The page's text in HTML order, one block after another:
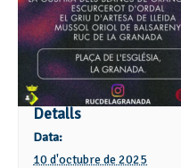
Detalls
Data:
10 d'octubre de 2025